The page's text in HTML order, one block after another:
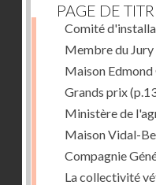
PAGE DE
Comité
Membre du
Maison Edmond
Grands prix
Ministère de
Maison Vidal-
Compagnie
La collectivité